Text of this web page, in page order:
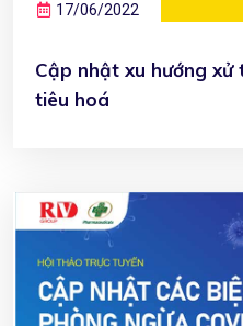
17/06/2022
Cập nhật xu hướng xử
tiêu hoá